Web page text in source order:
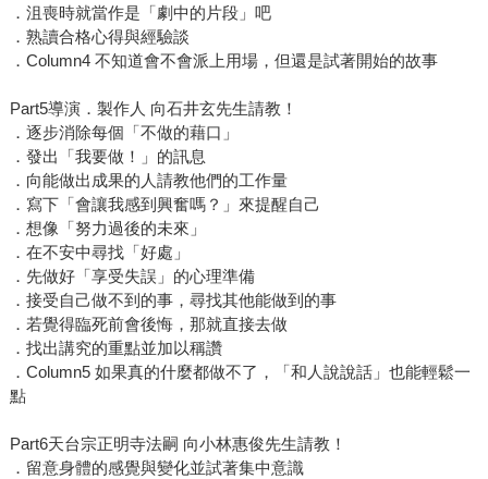
．沮喪時就當作是「劇中的片段」吧
．熟讀合格心得與經驗談
．Column4 不知道會不會派上用場，但還是試著開始的故事
Part5導演．製作人 向石井玄先生請教！
．逐步消除每個「不做的藉口」
．發出「我要做！」的訊息
．向能做出成果的人請教他們的工作量
．寫下「會讓我感到興奮嗎？」來提醒自己
．想像「努力過後的未來」
．在不安中尋找「好處」
．先做好「享受失誤」的心理準備
．接受自己做不到的事，尋找其他能做到的事
．若覺得臨死前會後悔，那就直接去做
．找出講究的重點並加以稱讚
．Column5 如果真的什麼都做不了，「和人說說話」也能輕鬆一
點
Part6天台宗正明寺法嗣 向小林惠俊先生請教！
．留意身體的感覺與變化並試著集中意識